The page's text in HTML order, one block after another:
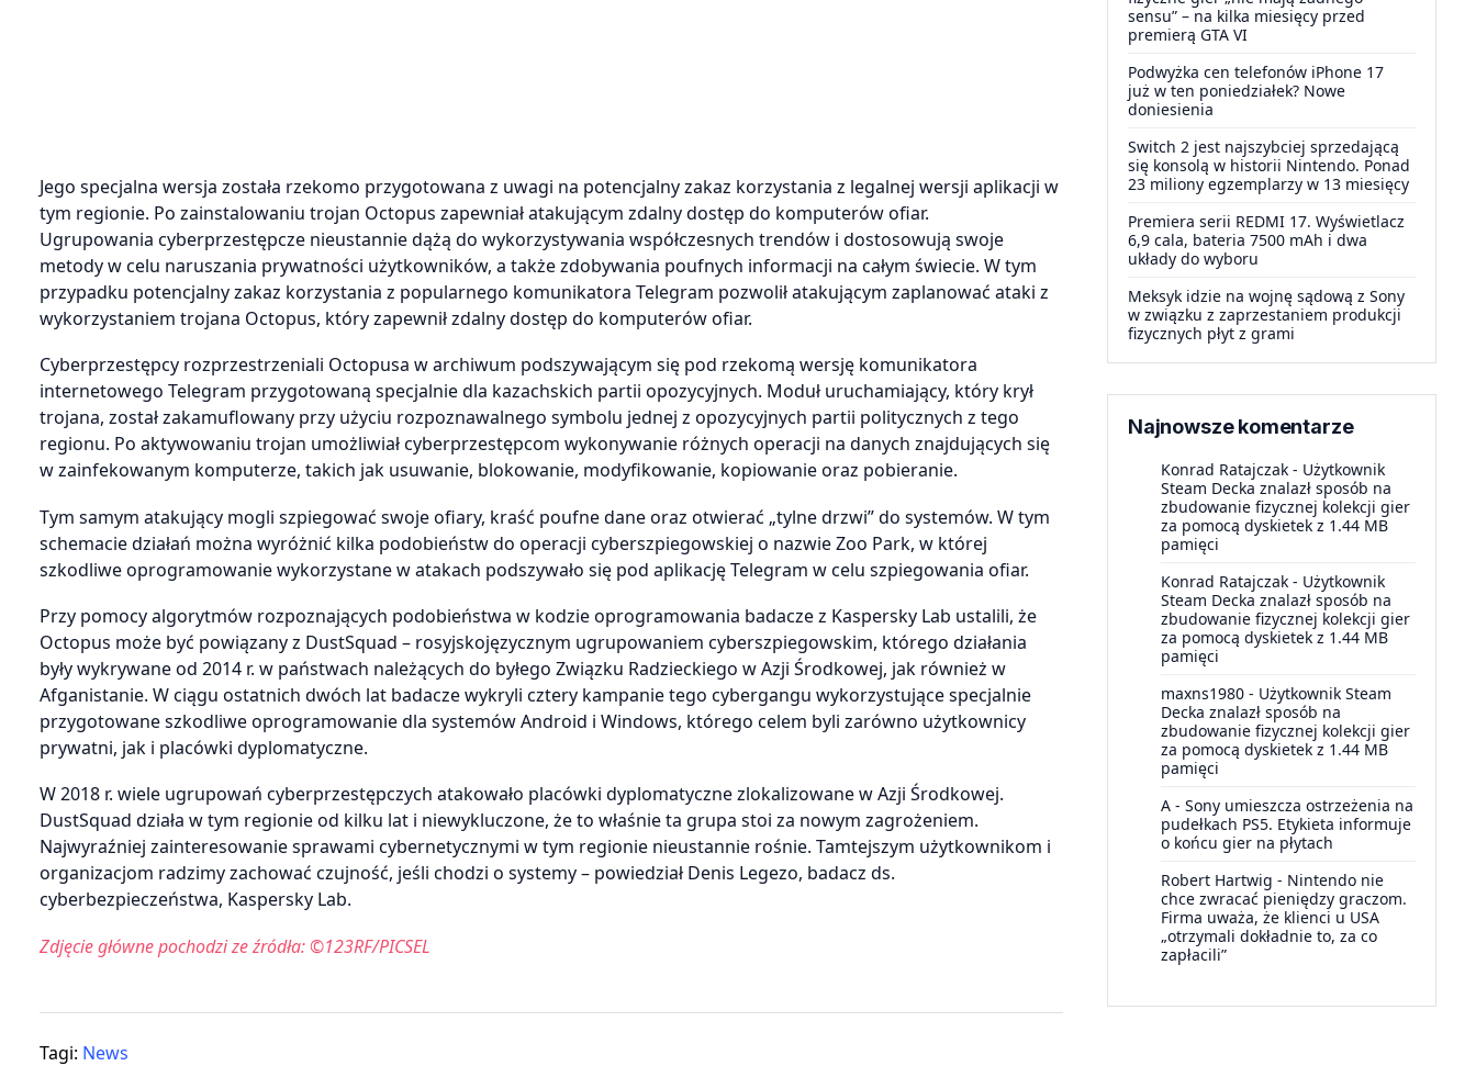
Jego specjalna wersja została rzekomo przygotowana z uwagi na potencjalny zakaz korzystania z legalnej wersji aplikacji w
tym regionie. Po zainstalowaniu trojan Octopus zapewniał atakującym zdalny dostęp do komputerów ofiar.
Ugrupowania cyberprzestępcze nieustannie dążą do wykorzystywania współczesnych trendów i dostosowują swoje
metody w celu naruszania prywatności użytkowników, a także zdobywania poufnych informacji na całym świecie. W tym
przypadku potencjalny zakaz korzystania z popularnego komunikatora Telegram pozwolił atakującym zaplanować ataki z
wykorzystaniem trojana Octopus, który zapewnił zdalny dostęp do komputerów ofiar.
Cyberprzestępcy rozprzestrzeniali Octopusa w archiwum podszywającym się pod rzekomą wersję komunikatora
internetowego Telegram przygotowaną specjalnie dla kazachskich partii opozycyjnych. Moduł uruchamiający, który krył
trojana, został zakamuflowany przy użyciu rozpoznawalnego symbolu jednej z opozycyjnych partii politycznych z tego
regionu. Po aktywowaniu trojan umożliwiał cyberprzestępcom wykonywanie różnych operacji na danych znajdujących się
w zainfekowanym komputerze, takich jak usuwanie, blokowanie, modyfikowanie, kopiowanie oraz pobieranie.
Tym samym atakujący mogli szpiegować swoje ofiary, kraść poufne dane oraz otwierać „tylne drzwi” do systemów. W tym
schemacie działań można wyróżnić kilka podobieństw do operacji cyberszpiegowskiej o nazwie Zoo Park, w której
szkodliwe oprogramowanie wykorzystane w atakach podszywało się pod aplikację Telegram w celu szpiegowania ofiar.
Przy pomocy algorytmów rozpoznających podobieństwa w kodzie oprogramowania badacze z Kaspersky Lab ustalili, że
Octopus może być powiązany z DustSquad – rosyjskojęzycznym ugrupowaniem cyberszpiegowskim, którego działania
były wykrywane od 2014 r. w państwach należących do byłego Związku Radzieckiego w Azji Środkowej, jak również w
Afganistanie. W ciągu ostatnich dwóch lat badacze wykryli cztery kampanie tego cybergangu wykorzystujące specjalnie
przygotowane szkodliwe oprogramowanie dla systemów Android i Windows, którego celem byli zarówno użytkownicy
prywatni, jak i placówki dyplomatyczne.
W 2018 r. wiele ugrupowań cyberprzestępczych atakowało placówki dyplomatyczne zlokalizowane w Azji Środkowej.
DustSquad działa w tym regionie od kilku lat i niewykluczone, że to właśnie ta grupa stoi za nowym zagrożeniem.
Najwyraźniej zainteresowanie sprawami cybernetycznymi w tym regionie nieustannie rośnie. Tamtejszym użytkownikom i
organizacjom radzimy zachować czujność, jeśli chodzi o systemy – powiedział Denis Legezo, badacz ds.
cyberbezpieczeństwa, Kaspersky Lab.
Zdjęcie główne pochodzi ze źródła: ©123RF/PICSEL
Tagi: News
sensu” – na kilka miesięcy przed
premierą GTA VI
Podwyżka cen telefonów iPhone 17
już w ten poniedziałek? Nowe
doniesienia
Switch 2 jest najszybciej sprzedającą
się konsolą w historii Nintendo. Ponad
23 miliony egzemplarzy w 13 miesięcy
Premiera serii REDMI 17. Wyświetlacz
6,9 cala, bateria 7500 mAh i dwa
układy do wyboru
Meksyk idzie na wojnę sądową z Sony
w związku z zaprzestaniem produkcji
fizycznych płyt z grami
Najnowsze komentarze
Konrad Ratajczak - Użytkownik
Steam Decka znalazł sposób na
zbudowanie fizycznej kolekcji gier
za pomocą dyskietek z 1.44 MB
pamięci
Konrad Ratajczak - Użytkownik
Steam Decka znalazł sposób na
zbudowanie fizycznej kolekcji gier
za pomocą dyskietek z 1.44 MB
pamięci
maxns1980 - Użytkownik Steam
Decka znalazł sposób na
zbudowanie fizycznej kolekcji gier
za pomocą dyskietek z 1.44 MB
pamięci
A - Sony umieszcza ostrzeżenia na
pudełkach PS5. Etykieta informuje
o końcu gier na płytach
Robert Hartwig - Nintendo nie
chce zwracać pieniędzy graczom.
Firma uważa, że klienci u USA
„otrzymali dokładnie to, za co
zapłacili”